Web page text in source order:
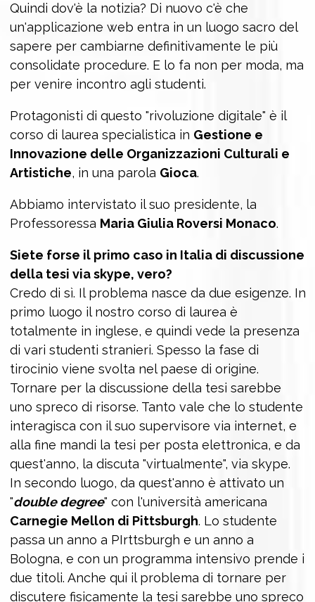
Quindi dov'è la notizia? Di nuovo c'è che
un'applicazione web entra in un luogo sacro del
sapere per cambiarne definitivamente le più
consolidate procedure. E lo fa non per moda, ma
per venire incontro agli studenti.
Protagonisti di questo "rivoluzione digitale" è il
corso di laurea specialistica in Gestione e
Innovazione delle Organizzazioni Culturali e
Artistiche, in una parola Gioca.
Abbiamo intervistato il suo presidente, la
Professoressa Maria Giulia Roversi Monaco.
Siete forse il primo caso in Italia di discussione
della tesi via skype, vero?
Credo di sì. Il problema nasce da due esigenze. In
primo luogo il nostro corso di laurea è
totalmente in inglese, e quindi vede la presenza
di vari studenti stranieri. Spesso la fase di
tirocinio viene svolta nel paese di origine.
Tornare per la discussione della tesi sarebbe
uno spreco di risorse. Tanto vale che lo studente
interagisca con il suo supervisore via internet, e
alla fine mandi la tesi per posta elettronica, e da
quest'anno, la discuta "virtualmente", via skype.
In secondo luogo, da quest'anno è attivato un
"double degree" con l'università americana
Carnegie Mellon di Pittsburgh. Lo studente
passa un anno a PIrttsburgh e un anno a
Bologna, e con un programma intensivo prende i
due titoli. Anche qui il problema di tornare per
discutere fisicamente la tesi sarebbe uno spreco